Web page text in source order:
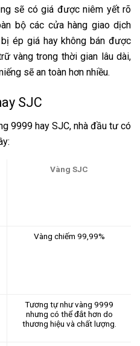
sẽ có giá được niêm yết rõ
bộ các cửa hàng giao dịch
ép giá hay không bán được
vàng trong thời gian lâu dài,
sẽ an toàn hơn nhiều.
SJC
9999 hay SJC, nhà đầu tư có
Vàng SJC
Vàng chiếm 99,99%
Tương tự như vàng 9999
nhưng có thể đắt hơn do
thương hiệu và chất lượng.